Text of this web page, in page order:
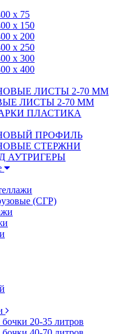
х 75
х 150
х 200
х 250
х 300
х 400
ЛИСТЫ 2-70 ММ
ЛИСТЫ 2-70 ММ
ПЛАСТИКА
ПРОФИЛЬ
СТЕРЖНИ
АУТРИГЕРЫ
(СГР)
20-35 литров